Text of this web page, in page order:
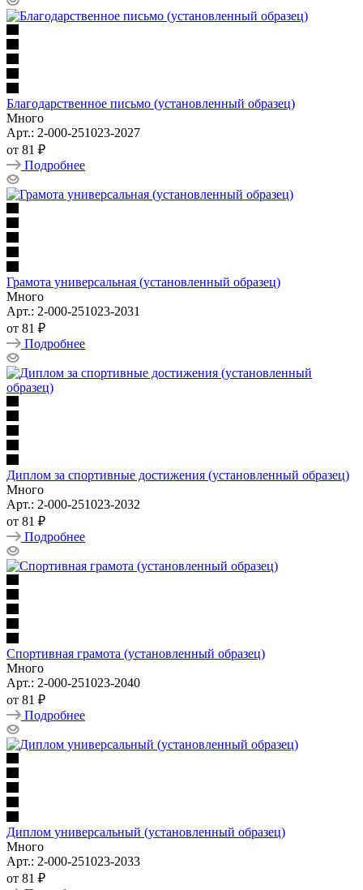
Благодарственное письмо (установленный образец)
Много
Арт.: 2-000-251023-2027
от 81 ₽
Подробнее
Грамота универсальная (установленный образец)
Много
Арт.: 2-000-251023-2031
от 81 ₽
Подробнее
Диплом за спортивные достижения (установленный образец)
Много
Арт.: 2-000-251023-2032
от 81 ₽
Подробнее
Спортивная грамота (установленный образец)
Много
Арт.: 2-000-251023-2040
от 81 ₽
Подробнее
Диплом универсальный (установленный образец)
Много
Арт.: 2-000-251023-2033
от 81 ₽